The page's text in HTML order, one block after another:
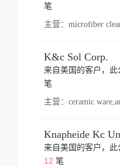
笔
主营： microfiber
K&c Sol Corp.
来自美国的客户，
笔
主营： ceramic
来自美国的客户，
12 笔